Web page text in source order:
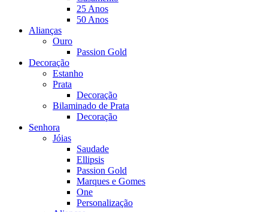
25 Anos
50 Anos
Alianças
Ouro
Passion Gold
Decoração
Estanho
Prata
Decoração
Bilaminado de Prata
Decoração
Senhora
Jóias
Saudade
Ellipsis
Passion Gold
Marques e Gomes
One
Personalização